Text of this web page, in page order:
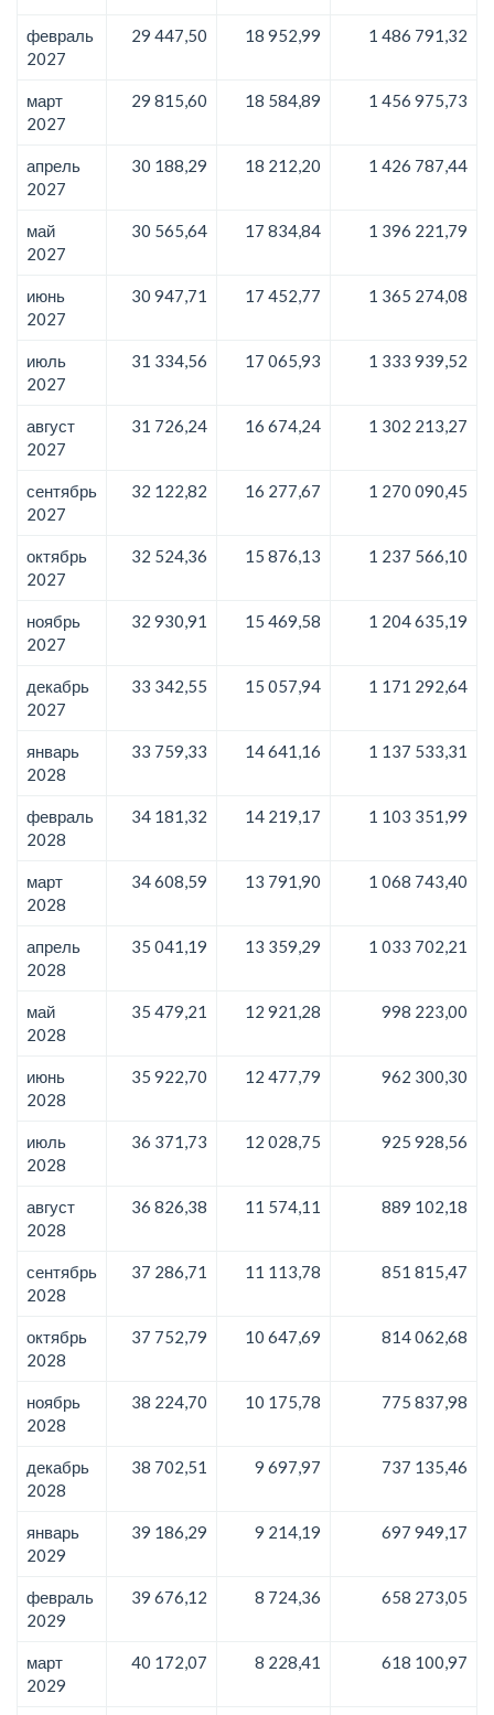
февраль
2027
29 447,50 18 952,99 1 486 791,32
март
2027
29 815,60 18 584,89 1 456 975,73
апрель
2027
30 188,29 18 212,20 1 426 787,44
май
2027
30 565,64 17 834,84 1 396 221,79
июнь
2027
30 947,71 17 452,77 1 365 274,08
июль
2027
31 334,56 17 065,93 1 333 939,52
август
2027
31 726,24 16 674,24 1 302 213,27
сентябрь
2027
32 122,82 16 277,67 1 270 090,45
октябрь
2027
32 524,36 15 876,13 1 237 566,10
ноябрь
2027
32 930,91 15 469,58 1 204 635,19
декабрь
2027
33 342,55 15 057,94 1 171 292,64
январь
2028
33 759,33 14 641,16 1 137 533,31
февраль
2028
34 181,32 14 219,17 1 103 351,99
март
2028
34 608,59 13 791,90 1 068 743,40
апрель
2028
35 041,19 13 359,29 1 033 702,21
май
2028
35 479,21 12 921,28 998 223,00
июнь
2028
35 922,70 12 477,79 962 300,30
июль
2028
36 371,73 12 028,75 925 928,56
август
2028
36 826,38 11 574,11 889 102,18
сентябрь
2028
37 286,71 11 113,78 851 815,47
октябрь
2028
37 752,79 10 647,69 814 062,68
ноябрь
2028
38 224,70 10 175,78 775 837,98
декабрь
2028
38 702,51 9 697,97 737 135,46
январь
2029
39 186,29 9 214,19 697 949,17
февраль
2029
39 676,12 8 724,36 658 273,05
март
2029
40 172,07 8 228,41 618 100,97